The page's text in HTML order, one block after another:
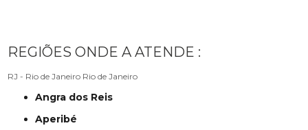
REGIÕES ONDE A ATENDE :
RJ - Rio de Janeiro Rio de Janeiro
Angra dos Reis
Aperibé